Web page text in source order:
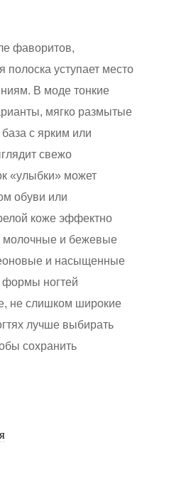
фаворитов,
полоска уступает место
В моде тонкие
мягко размытые
с ярким или
свежо
«улыбки» может
обуви или
коже эффектно
молочные и бежевые
и насыщенные
формы ногтей
не слишком широкие
лучше выбирать
сохранить